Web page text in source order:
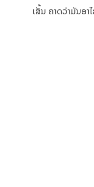
ເສັ້ນ ຄາດວ່າມັນອ